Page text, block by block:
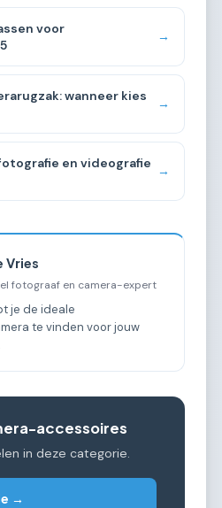
voor
→
wanneer kies
→
en videografie
→
Vries
fotograaf en camera-expert
je de ideale
te vinden voor jouw
accessoires
in deze categorie.
→